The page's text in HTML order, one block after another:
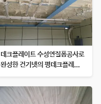
데크플레이트 수성연질폼공사로
완성한 건기넷의 평데크플레...